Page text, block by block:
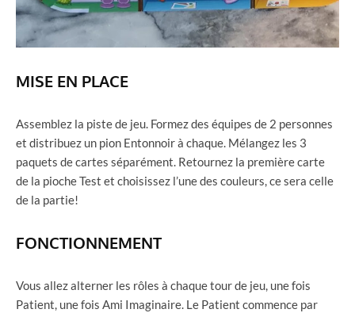
MISE EN PLACE
Assemblez la piste de jeu. Formez des équipes de 2 personnes
et distribuez un pion Entonnoir à chaque. Mélangez les 3
paquets de cartes séparément. Retournez la première carte
de la pioche Test et choisissez l’une des couleurs, ce sera celle
de la partie!
FONCTIONNEMENT
Vous allez alterner les rôles à chaque tour de jeu, une fois
Patient, une fois Ami Imaginaire. Le Patient commence par